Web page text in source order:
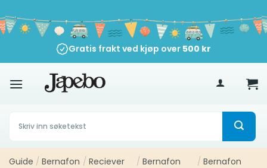
to
content
Gratis frakt ved kjøp over 500 kr
Søk
etter:
Guide / Bernafon / Reciever
/ Bernafon
/ Bernafon